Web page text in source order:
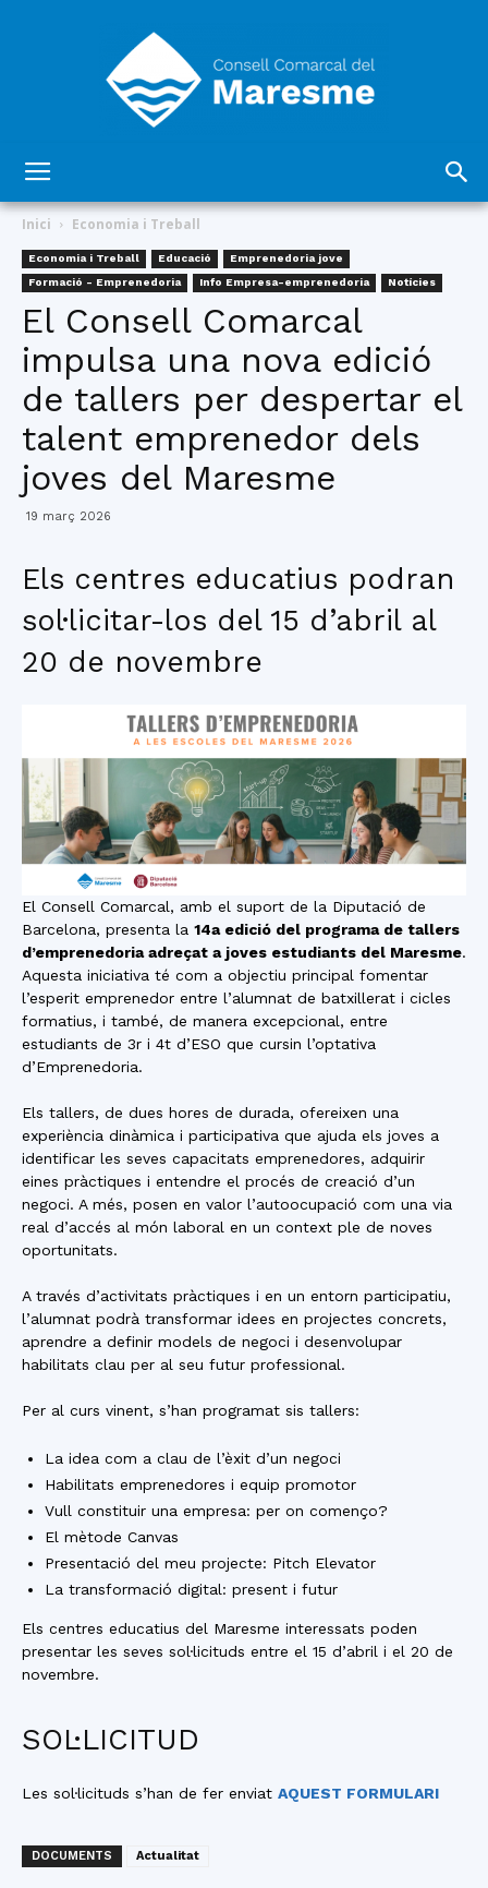
Comarcal
Maresme
Inici Economia i Treball
Economia i Treball Educació
Emprenedoria jove
Formació - Emprenedoria
Info Empresa-emprenedoria Notícies
El Consell Comarcal
impulsa una nova edició
de tallers per despertar el
talent emprenedor dels
joves del Maresme
19 març 2026
Els centres educatius podran
sol·licitar-los del 15 d’abril al
20 de novembre
El Consell Comarcal, amb el suport de la Diputació de
Barcelona, presenta la 14a edició del programa de tallers
d’emprenedoria adreçat a joves estudiants del Maresme.
Aquesta iniciativa té com a objectiu principal fomentar
l’esperit emprenedor entre l’alumnat de batxillerat i cicles
formatius, i també, de manera excepcional, entre
estudiants de 3r i 4t d’ESO que cursin l’optativa
d’Emprenedoria.
Els tallers, de dues hores de durada, ofereixen una
experiència dinàmica i participativa que ajuda els joves a
identificar les seves capacitats emprenedores, adquirir
eines pràctiques i entendre el procés de creació d’un
negoci. A més, posen en valor l’autoocupació com una via
real d’accés al món laboral en un context ple de noves
oportunitats.
A través d’activitats pràctiques i en un entorn participatiu,
l’alumnat podrà transformar idees en projectes concrets,
aprendre a definir models de negoci i desenvolupar
habilitats clau per al seu futur professional.
Per al curs vinent, s’han programat sis tallers:
La idea com a clau de l’èxit d’un negoci
Habilitats emprenedores i equip promotor
Vull constituir una empresa: per on començo?
El mètode Canvas
Presentació del meu projecte: Pitch Elevator
La transformació digital: present i futur
Els centres educatius del Maresme interessats poden
presentar les seves sol·licituds entre el 15 d’abril i el 20 de
novembre.
SOL·LICITUD
Les sol·licituds s’han de fer enviat AQUEST FORMULARI
DOCUMENTS Actualitat